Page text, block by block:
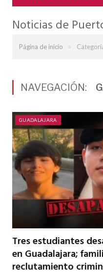
Noticias de
Página de inicio »
NAVEGACIÓN:
GUADALAJARA
Tres estudiantes
en Guadalajara;
reclutamiento